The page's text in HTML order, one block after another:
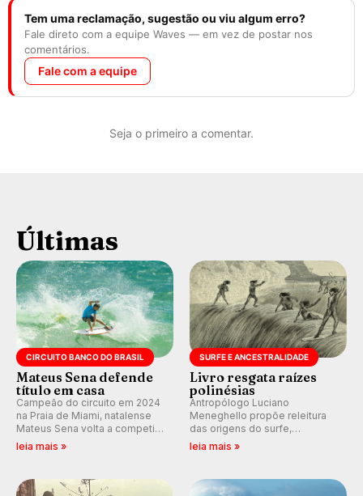
Tem uma reclamação, sugestão ou viu algum erro?
Fale direto com a equipe Waves — em vez de postar nos
comentários.
Fale com a equipe
Seja o primeiro a comentar.
Últimas
CIRCUITO BANCO DO BRASIL
Mateus Sena defende
título em casa
Campeão do circuito em 2024
na Praia de Miami, natalense
Mateus Sena volta a competir
em casa em busca de manter a
leia mais »
SURFE E ANCESTRALIDADE
Livro resgata raízes
polinésias
Antropólogo Luciano
Meneghello propõe releitura
das origens do surfe,
resgatando a cultura polinésia
prática em esporte e indústria.
leia mais »